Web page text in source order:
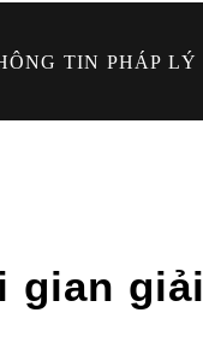
TIN PHÁP LÝ
gian giải